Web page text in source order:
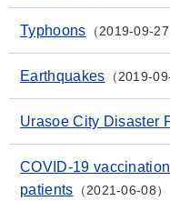
Typhoons 2019-09-27
Earthquakes 2019-
Urasoe City Disaster
COVID-19
patients
2021-06-08